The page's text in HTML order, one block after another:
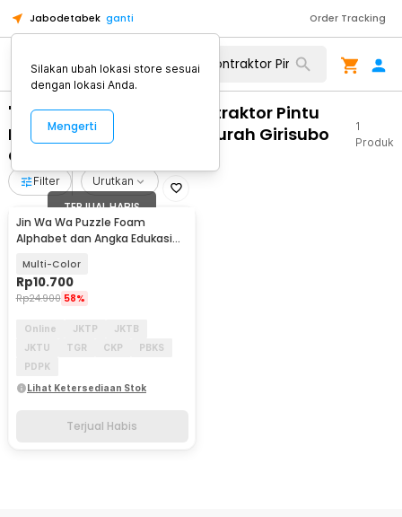
Jabodetabek ganti Order Tracking
"WA 0859 3970 0884 Kontraktor Pintu
Kaca Belakang Rumah Murah Girisubo
Gunungkidul"
1
Produk
Filter Urutkan
TERJUAL HABIS
Jin Wa Wa Puzzle Foam
Alphabet dan Angka Edukasi
Multi-Color
Rp10.700
Rp24.900 58%
Online JKTP
JKTB
JKTU
TGR CKP
PBKS
PDPK
Lihat Ketersediaan Stok
Terjual Habis
Silakan ubah lokasi store sesuai
dengan lokasi Anda.
Mengerti